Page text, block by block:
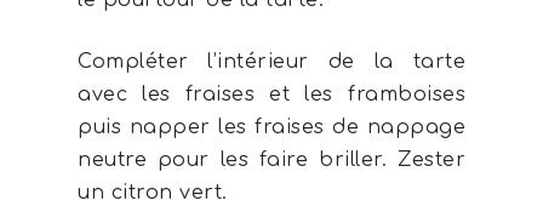
Compléter l’intérieur de la tarte
avec les fraises et les framboises
puis napper les fraises de nappage
neutre pour les faire briller. Zester
un citron vert.